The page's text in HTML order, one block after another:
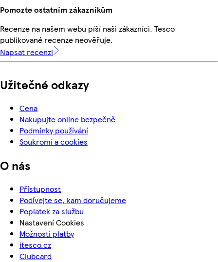
Pomozte ostatním zákazníkům
Recenze na našem webu píší naši zákazníci. Tesco
publikované recenze neověřuje.
Napsat recenzi
Užitečné odkazy
Cena
Nakupujte online bezpečně
Podmínky používání
Soukromí a cookies
O nás
Přístupnost
Podívejte se, kam doručujeme
Poplatek za službu
Nastavení Cookies
Možnosti platby
itesco.cz
Clubcard